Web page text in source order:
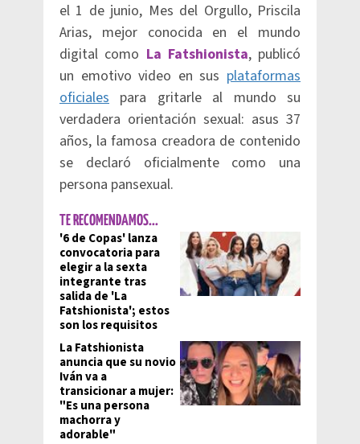
el 1 de junio, Mes del Orgullo, Priscila
Arias, mejor conocida en el mundo
digital como La Fatshionista, publicó
un emotivo video en sus plataformas
oficiales para gritarle al mundo su
verdadera orientación sexual: asus 37
años, la famosa creadora de contenido
se declaró oficialmente como una
persona pansexual.
TE RECOMENDAMOS...
'6 de Copas' lanza
convocatoria para
elegir a la sexta
integrante tras
salida de 'La
Fatshionista'; estos
son los requisitos
La Fatshionista
anuncia que su novio
Iván va a
transicionar a mujer:
"Es una persona
machorra y
adorable"